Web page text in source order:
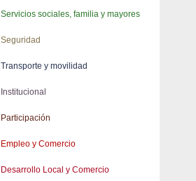
Servicios sociales, familia y mayores
Seguridad
Transporte y movilidad
Institucional
Participación
Empleo y Comercio
Desarrollo Local y Comercio